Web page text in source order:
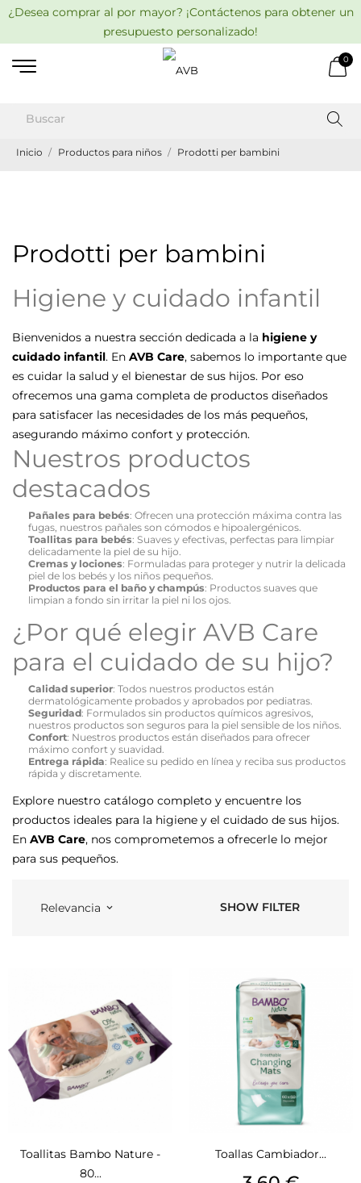
¿Desea comprar al por mayor? ¡Contáctenos para obtener un
presupuesto personalizado!
0
Inicio Productos para niños Prodotti per bambini
Prodotti per bambini
Higiene y cuidado infantil
Bienvenidos a nuestra sección dedicada a la higiene y
cuidado infantil. En AVB Care, sabemos lo importante que
es cuidar la salud y el bienestar de sus hijos. Por eso
ofrecemos una gama completa de productos diseñados
para satisfacer las necesidades de los más pequeños,
asegurando máximo confort y protección.
Nuestros productos
destacados
Pañales para bebés: Ofrecen una protección máxima contra las
fugas, nuestros pañales son cómodos e hipoalergénicos.
Toallitas para bebés: Suaves y efectivas, perfectas para limpiar
delicadamente la piel de su hijo.
Cremas y lociones: Formuladas para proteger y nutrir la delicada
piel de los bebés y los niños pequeños.
Productos para el baño y champús: Productos suaves que
limpian a fondo sin irritar la piel ni los ojos.
¿Por qué elegir AVB Care
para el cuidado de su hijo?
Calidad superior: Todos nuestros productos están
dermatológicamente probados y aprobados por pediatras.
Seguridad: Formulados sin productos químicos agresivos,
nuestros productos son seguros para la piel sensible de los niños.
Confort: Nuestros productos están diseñados para ofrecer
máximo confort y suavidad.
Entrega rápida: Realice su pedido en línea y reciba sus productos
rápida y discretamente.
Explore nuestro catálogo completo y encuentre los
productos ideales para la higiene y el cuidado de sus hijos.
En AVB Care, nos comprometemos a ofrecerle lo mejor
para sus pequeños.
Relevancia keyboard_arrow_down SHOW FILTER
Toallitas Bambo Nature -
80...
Toallas Cambiador...